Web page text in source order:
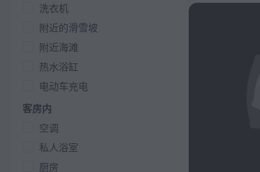
洗衣机
附近的滑雪坡
附近海滩
热水浴缸
电动车充电
客房内
空调
私人浴室
厨房